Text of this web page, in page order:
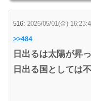
516: 2026/05/01(金)
>>484
日出るは太陽が昇
日出る国としては